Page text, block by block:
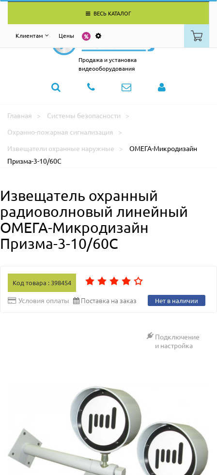
ВЕСЬ КАТАЛОГ
Клиентам Цены
Продажа и установка
видеооборудования
Главная
Системы безопасности
Охранно-пожарная сигнализация
Извещатели охранные наружные
ОМЕГА-Микродизайн
Призма-3-10/60С
Извещатель охранный
радиоволновый линейный
ОМЕГА-Микродизайн
Призма-3-10/60С
Код товара : 398454
Условия оплаты Поставка на заказ Нет в наличии
Подключение
и настройка